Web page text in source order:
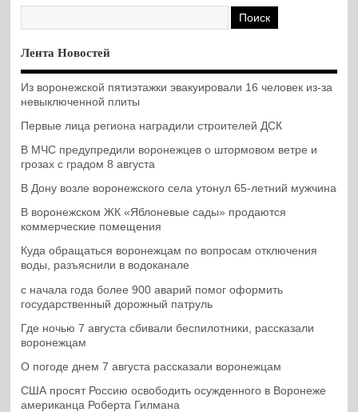
Лента Новостей
Из воронежской пятиэтажки эвакуировали 16 человек из-за
невыключенной плиты
Первые лица региона наградили строителей ДСК
В МЧС предупредили воронежцев о штормовом ветре и
грозах с градом 8 августа
В Дону возле воронежского села утонул 65-летний мужчина
В воронежском ЖК «Яблоневые сады» продаются
коммерческие помещения
Куда обращаться воронежцам по вопросам отключения
воды, разъяснили в водоканале
с начала года более 900 аварий помог оформить
государственный дорожный патруль
Где ночью 7 августа сбивали беспилотники, рассказали
воронежцам
О погоде днем 7 августа рассказали воронежцам
США просят Россию освободить осужденного в Воронеже
американца Роберта Гилмана